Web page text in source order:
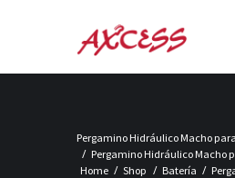
Pergamino Hidráulico Macho para
Pergamino Hidráulico Macho
Home
Shop Batería